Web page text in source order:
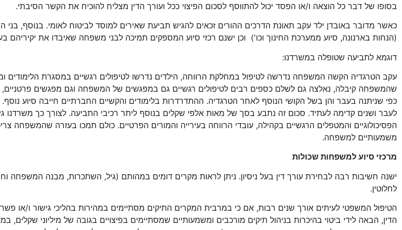
בסופו של דבר כל הוצאה ו/או הפסד יכול להתווסף לסכום הפיצוי ככל ועורך הדין מצליח להוכיח את הקשר הסיבתי.
כאשר מדובר באובדן ילד עקב תאונת הדרכים ההורים זכאים להגיש תביעת שאירים למוסד לביטוח לאומי. בנוסף, בני
(הנחות בארנונה, סיוע ממערכת החינוך וכו') וכן ישנם רכזי סיוע המספקים תמיכה לבני משפחה שאיבדו את יקיריהם
דוגמא לתביעה שטופלה במשרדנו:
עקב הטרגדיה הקשה המשפחה נדרשה לטיפול במחלקת הרווחה, הילדים נדרשו לטיפולים רגשיים במסגרת הלימודים
שהמשפחה קיבלה, נאלצה גם לשלם כספים רבים לטיפולים רגשיים גם במפגשים של המשפחה וגם מפגשים פרטניים,
כפי שניתנה בעבר והן בשל הקושי הנוסף לאחר הטרגדיה. ההתדרדרות בלימודים והקשיים החברתיים חייבה סיוע
לעבר ושנים קדימה לעתיד. סכום זה נתבע בסך של מאות אלפי שקלים בנוסף ליתר רכיבי התביעה. לצורך כך משרדנו
הפסיכולוגיים והמטפלים הרגשיים בקהילה, עובדי הרווחה בעירייה והמורים הפרטיים. כולם תמכו בעזרה שהמשפחה
משמעותיים למשפחה.
מרכזי סיוע למשפחות שכולות
ישנה חשיבות רבה לבחירת עורך דין בעל ניסיון. ניתן לראות מקרים דומים במהותם (גיל, השתכרות, מבנה המשפחה
לחלוטין.
הטיפול המשפטי לעיתים אורך שנים רבות, אם כי במרבית המקרים התיקים מסתיימים במהירות בהליכי גישור ו/או
הדין, הבאה לידי ביטוי בהיכרות בניהול תיקים מורכבים ומשמעותיים שמסתיימים בפיצויים בגובה של מיליוני